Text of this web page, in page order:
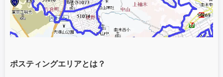
ポスティングエリアとは？